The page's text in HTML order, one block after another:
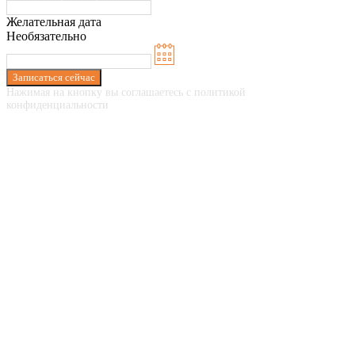
Желательная дата
Необязательно
Записаться сейчас
Нажимая на кнопку вы соглашаетесь с политикой
конфиденциальности